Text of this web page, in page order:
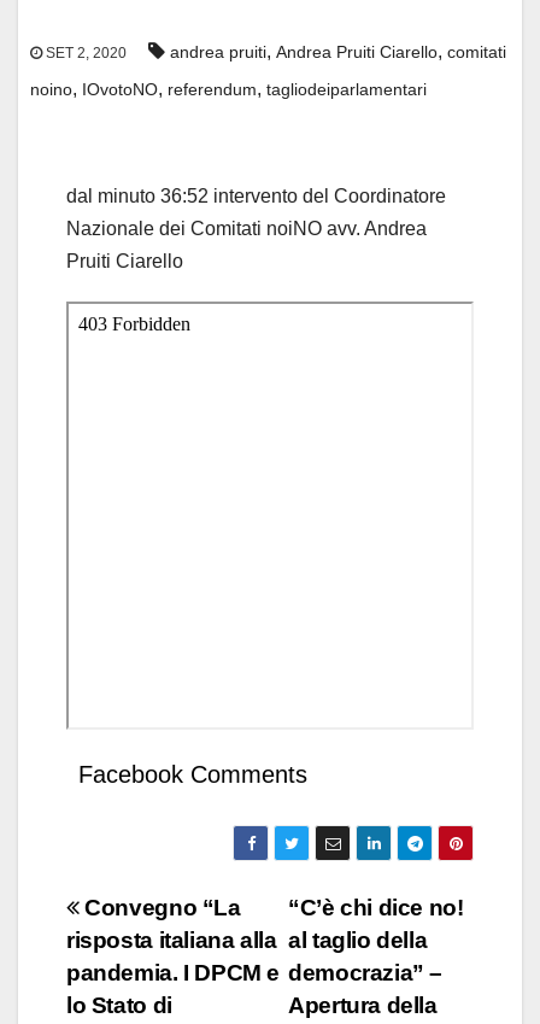
SET 2, 2020 andrea pruiti, Andrea Pruiti Ciarello, comitati
noino, IOvotoNO, referendum, tagliodeiparlamentari
dal minuto 36:52 intervento del Coordinatore
Nazionale dei Comitati noiNO avv. Andrea
Pruiti Ciarello
Facebook Comments
Navigazione
articoli
“C’è chi dice no!
al taglio della
democrazia” –
Apertura della
Convegno “La
risposta italiana alla
pandemia. I DPCM e
lo Stato di